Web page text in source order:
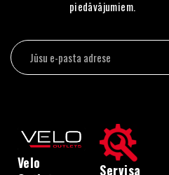
piedāvājumiem.
Velo
Servisa